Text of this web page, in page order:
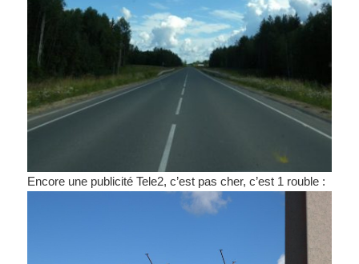
Encore une publicité Tele2, c’est pas cher, c’est 1 rouble :